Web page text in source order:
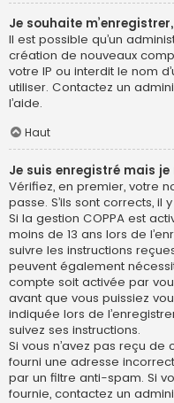
Je souhaite
Il est possible qu’un
création de nouveaux
votre IP ou interdit le nom
utiliser. Contactez un
l’aide.
Haut
Je suis enregistré mais
Vérifiez, en premier, votre
passe. S’ils sont corrects, il
Si la gestion COPPA est
moins de 13 ans lors de
suivre les instructions
peuvent également
compte soit activée par
avant que vous puissiez
indiquée lors de
suivez ses instructions.
Si vous n’avez pas reçu
fourni une adresse
par un filtre anti-spam. Si
fournie, contactez un